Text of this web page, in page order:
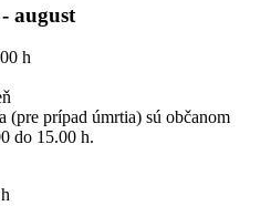
august
h
(pre prípad úmrtia) sú občanom
do 15.00 h.